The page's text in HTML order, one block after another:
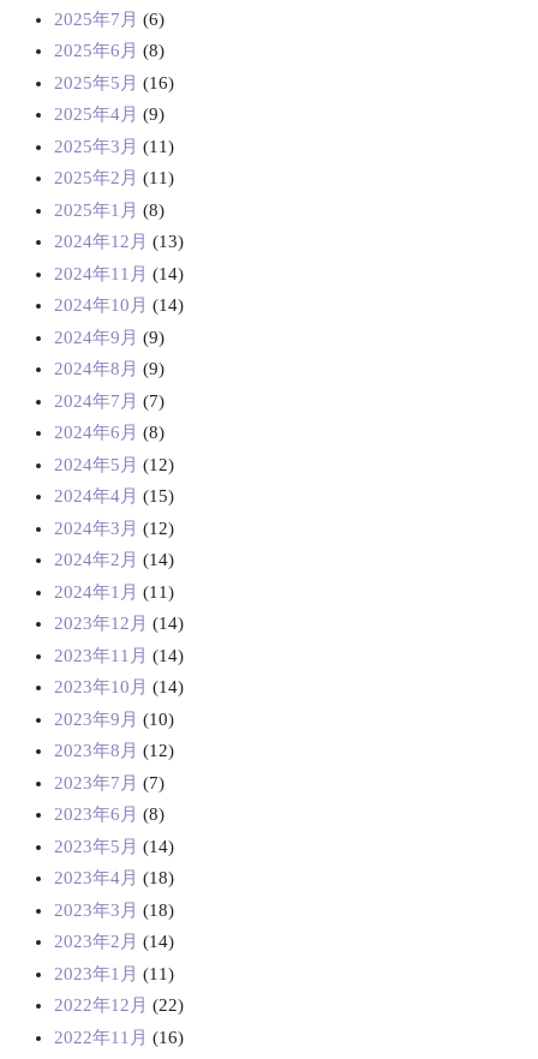
2025年7月 (6)
2025年6月 (8)
2025年5月 (16)
2025年4月 (9)
2025年3月 (11)
2025年2月 (11)
2025年1月 (8)
2024年12月 (13)
2024年11月 (14)
2024年10月 (14)
2024年9月 (9)
2024年8月 (9)
2024年7月 (7)
2024年6月 (8)
2024年5月 (12)
2024年4月 (15)
2024年3月 (12)
2024年2月 (14)
2024年1月 (11)
2023年12月 (14)
2023年11月 (14)
2023年10月 (14)
2023年9月 (10)
2023年8月 (12)
2023年7月 (7)
2023年6月 (8)
2023年5月 (14)
2023年4月 (18)
2023年3月 (18)
2023年2月 (14)
2023年1月 (11)
2022年12月 (22)
2022年11月 (16)